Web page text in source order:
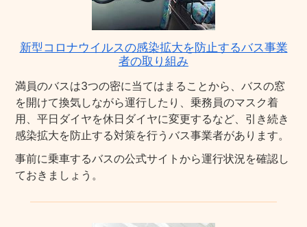
新型コロナウイルスの感染拡大を防止するバス事業
者の取り組み
満員のバスは3つの密に当てはまることから、バスの窓
を開けて換気しながら運行したり、乗務員のマスク着
用、平日ダイヤを休日ダイヤに変更するなど、引き続き
感染拡大を防止する対策を行うバス事業者があります。
事前に乗車するバスの公式サイトから運行状況を確認し
ておきましょう。